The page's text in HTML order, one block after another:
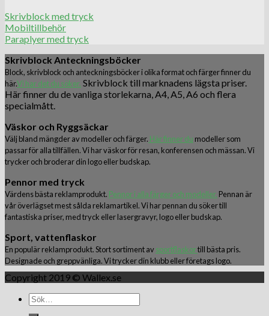
Skrivblock med tryck
Mobiltillbehör
Paraplyer med tryck
Skrivblock Anteckningsböcker
Block, skrivblock och anteckningsböcker i olika format och färger finner du
här.Vi har det du söker. Skrivblock till marknadens lägsta priser.
Här finner du de vanliga storlekarna, A4, A5, A6 och flera
specialmått.
Väskor och Ryggsäckar
Välj bland mängder av modeller och färger. Här finner du modeller som
passar för alla tillfällen. Vi har väskor för resan, konferensen och mässan. Vi
trycker och broderar din logo eller budskap.
Pennor med tryck
Värdens bästa reklamprodukt. Pennor i alla färger och modeller. Pennan är
vår överlägset mest sålda reklamartikel. Vi har pennan du söker till
fantastiska priser, med tryck eller lasergravyr, logo eller budskap.
Sport, vattenflaskor
En populär reklamprodukt. Stort sortiment avsportflaskortill bästa pris.
Designade och greppvänliga. Vi trycker din klubb eller företags logo.
Copyright 2019 © Wallex.se